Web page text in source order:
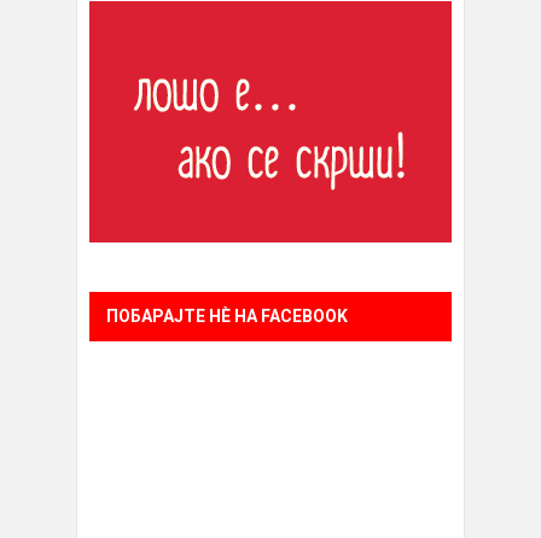
ПОБАРАЈТЕ НÈ НА FACEBOOK